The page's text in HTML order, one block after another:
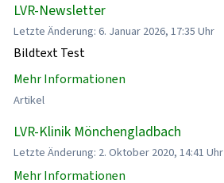
LVR-Newsletter
Letzte Änderung: 6. Januar 2026, 17:35 Uhr
Bildtext Test
Mehr Informationen
Artikel
LVR-Klinik Mönchengladbach
Letzte Änderung: 2. Oktober 2020, 14:41 Uhr
Mehr Informationen